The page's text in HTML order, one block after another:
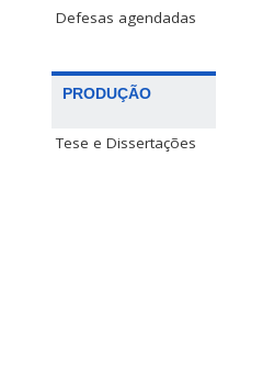
Defesas agendadas
PRODUÇÃO
Tese e Dissertações